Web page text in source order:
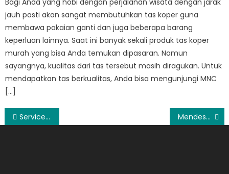
Bagi Anda yang hobi dengan perjalanan wisata dengan jarak
jauh pasti akan sangat membutuhkan tas koper guna
membawa pakaian ganti dan juga beberapa barang
keperluan lainnya. Saat ini banyak sekali produk tas koper
murah yang bisa Anda temukan dipasaran. Namun
sayangnya, kualitas dari tas tersebut masih diragukan. Untuk
mendapatkan tas berkualitas, Anda bisa mengunjungi MNC
[…]
Post
Service Radiator Mobil Dengan Montir.id Mendesain Kamar Mandi Impian Bersama IKEA